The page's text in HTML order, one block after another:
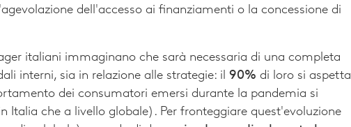
dell'accesso ai finanziamenti o la concessione di
italiani immaginano che sarà necessaria di una completa
interni, sia in relazione alle strategie: il 90% di loro si aspetta
dei consumatori emersi durante la pandemia si
Italia che a livello globale). Per fronteggiare quest'evoluzione